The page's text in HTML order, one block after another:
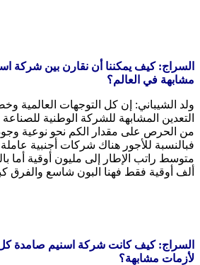
السراج: كيف يمكننا أن نقارن بين شركة
مشابهة في العالم؟
ولد الشيباني: إن كل التوجهات
التعدين المشابهة للشركة الوطنية للصناعة
من الحرص على مقدار الكم نحو نوعية وجودة
فبالنسبة للأجور هناك شركات أجنبية
متوسط راتب الإطار إلى مليون أوقية أما
ألف أوقية فقط فهنا البون شاسع والفرق
السراج: كيف كانت شركة اسنيم صامدة
لأزمات مشابهة؟